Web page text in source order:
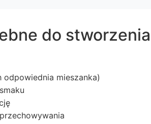
do stworzenia
mieszanka)